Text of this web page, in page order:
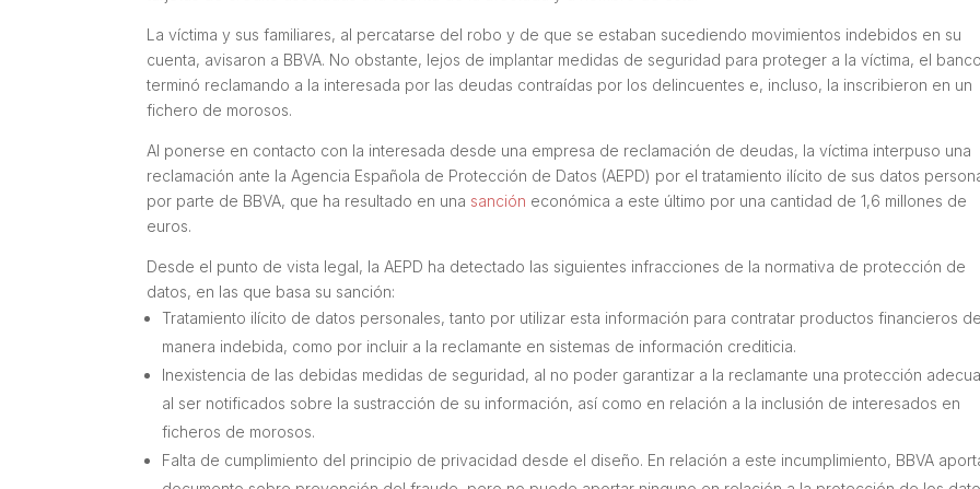
La víctima y sus familiares, al percatarse del robo y de que se estaban sucediendo movimientos indebidos en su
cuenta, avisaron a BBVA. No obstante, lejos de implantar medidas de seguridad para proteger a la víctima, el
terminó reclamando a la interesada por las deudas contraídas por los delincuentes e, incluso, la inscribieron en un
fichero de morosos.
Al ponerse en contacto con la interesada desde una empresa de reclamación de deudas, la víctima interpuso una
reclamación ante la Agencia Española de Protección de Datos (AEPD) por el tratamiento ilícito de sus datos
por parte de BBVA, que ha resultado en una sanción económica a este último por una cantidad de 1,6 millones de
euros.
Desde el punto de vista legal, la AEPD ha detectado las siguientes infracciones de la normativa de protección de
datos, en las que basa su sanción:
Tratamiento ilícito de datos personales, tanto por utilizar esta información para contratar productos financieros
manera indebida, como por incluir a la reclamante en sistemas de información crediticia.
Inexistencia de las debidas medidas de seguridad, al no poder garantizar a la reclamante una protección
al ser notificados sobre la sustracción de su información, así como en relación a la inclusión de interesados en
ficheros de morosos.
Falta de cumplimiento del principio de privacidad desde el diseño. En relación a este incumplimiento, BBVA